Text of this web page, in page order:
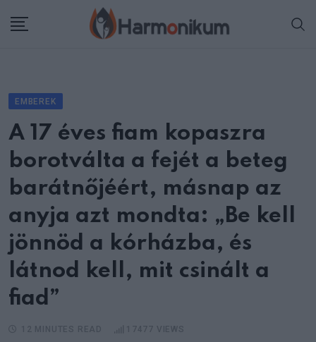
EMBEREK
A 17 éves fiam kopaszra
borotválta a fejét a beteg
barátnőjéért, másnap az
anyja azt mondta: „Be kell
jönnöd a kórházba, és
látnod kell, mit csinált a
fiad”